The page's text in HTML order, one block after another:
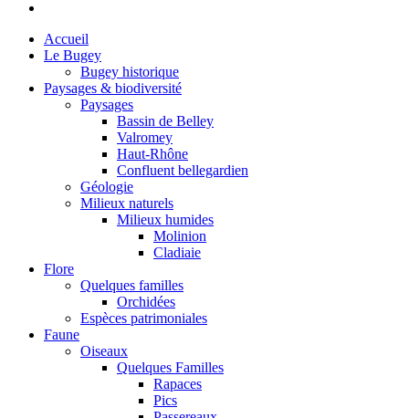
Accueil
Le Bugey
Bugey historique
Paysages & biodiversité
Paysages
Bassin de Belley
Valromey
Haut-Rhône
Confluent bellegardien
Géologie
Milieux naturels
Milieux humides
Molinion
Cladiaie
Flore
Quelques familles
Orchidées
Espèces patrimoniales
Faune
Oiseaux
Quelques Familles
Rapaces
Pics